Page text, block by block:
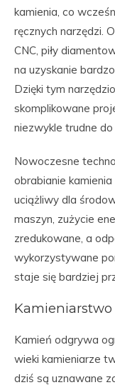
kamienia, co
ręcznych narzędzi.
CNC, piły
na uzyskanie
Dzięki tym
skomplikowane
niezwykle trudne
Nowoczesne
obrabianie
uciążliwy dla
maszyn, zużycie
zredukowane, a
wykorzystywane
staje się bardziej
Kamień odgrywa
wieki kamieniarze
dziś są uznawane